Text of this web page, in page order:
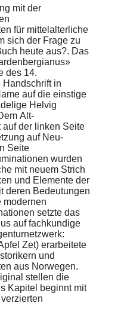
aus dem
Neuausgabe
von
Wissen ab sofort als Teil
2024»2 in Augenschein
eine zusätzliche
Buchwippe im
mit der
für mittelalterliche
sich der Frage zu
heute aus?. Das
des 14.
Handschrift in
auf die einstige
Helvig
Alt-
der linken Seite
auf Neu-
Seite
wurden
mit neuem Strich
und Elemente der
deren Bedeutungen
modernen
setzte das
auf fachkundige
Zet) erarbeitete
und
aus Norwegen.
stellen die
Kapitel beginnt mit